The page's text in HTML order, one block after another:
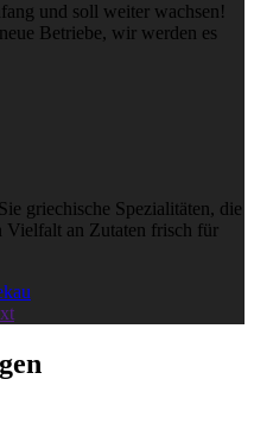
und soll weiter wachsen!
Betriebe, wir werden es
griechische Spezialitäten, die
Vielfalt an Zutaten frisch für